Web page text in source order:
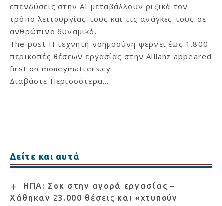
επενδύσεις στην AI μεταβάλλουν ριζικά τον
τρόπο λειτουργίας τους και τις ανάγκες τους σε
ανθρώπινο δυναμικό.
The post Η τεχνητή νοημοσύνη φέρνει έως 1.800
περικοπές θέσεων εργασίας στην Allianz appeared
first on moneymatters.cy.
Διαβάστε Περισσότερα...
Δείτε και αυτά
ΗΠΑ: Σοκ στην αγορά εργασίας –
Χάθηκαν 23.000 θέσεις και «χτυπούν